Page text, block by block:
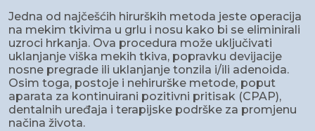
Jedna od najčešćih hirurških metoda jeste operacija
na mekim tkivima u grlu i nosu kako bi se eliminirali
uzroci hrkanja. Ova procedura može uključivati
uklanjanje viška mekih tkiva, popravku devijacije
nosne pregrade ili uklanjanje tonzila i/ili adenoida.
Osim toga, postoje i nehirurške metode, poput
aparata za kontinuirani pozitivni pritisak (CPAP),
dentalnih uređaja i terapijske podrške za promjenu
načina života.